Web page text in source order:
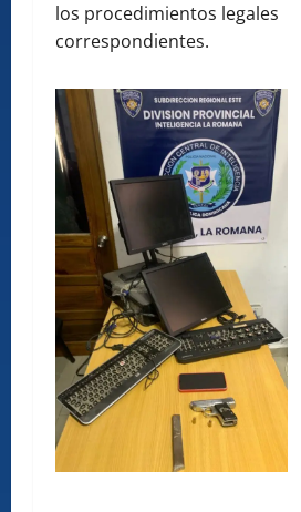
los procedimientos legales
correspondientes.